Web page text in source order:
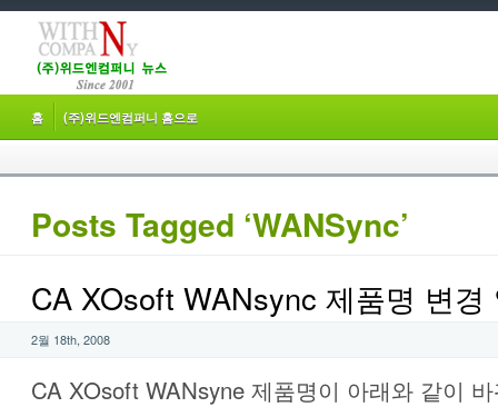
홈 (주)위드엔컴퍼니 홈으로
Posts Tagged ‘WANSync’
CA XOsoft WANsync 제품명 변경
2월 18th, 2008
CA XOsoft WANsyne 제품명이 아래와 같이